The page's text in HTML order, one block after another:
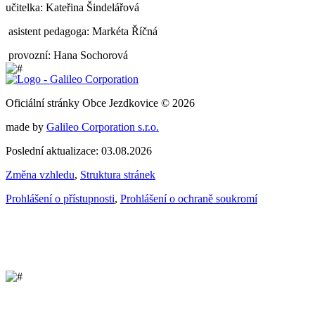
učitelka: Kateřina Šindelářová
asistent pedagoga: Markéta Říčná
provozní: Hana Sochorová
Oficiální stránky Obce Jezdkovice © 2026
made by Galileo Corporation s.r.o.
Poslední aktualizace: 03.08.2026
Změna vzhledu, Struktura stránek
Prohlášení o přístupnosti, Prohlášení o ochraně soukromí